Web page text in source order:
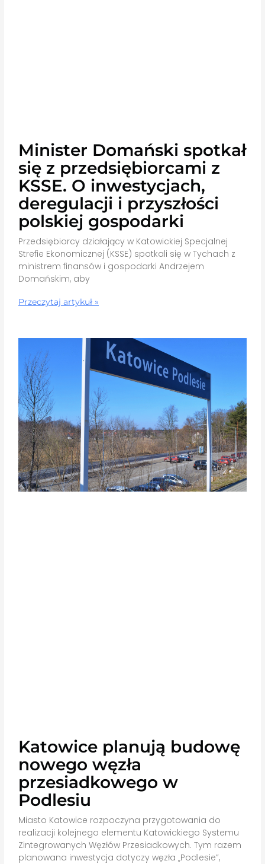
Minister Domański spotkał
się z przedsiębiorcami z
KSSE. O inwestycjach,
deregulacji i przyszłości
polskiej gospodarki
Przedsiębiorcy działający w Katowickiej Specjalnej
Strefie Ekonomicznej (KSSE) spotkali się w Tychach z
ministrem finansów i gospodarki Andrzejem
Domańskim, aby
Przeczytaj artykuł »
Katowice planują budowę
nowego węzła
przesiadkowego w
Podlesiu
Miasto Katowice rozpoczyna przygotowania do
realizacji kolejnego elementu Katowickiego Systemu
Zintegrowanych Węzłów Przesiadkowych. Tym razem
planowana inwestycja dotyczy węzła „Podlesie”,